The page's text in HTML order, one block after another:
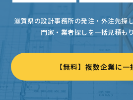
滋賀県の設計事務所の発注・外注先探
門家・業者探しを一括見積も
【無料】複数企業に一